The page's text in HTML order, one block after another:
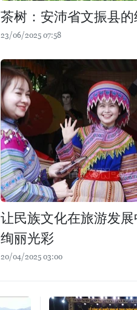
茶树：安沛省文振县
23/06/2025 07:58
让民族文化在旅游发
绚丽光彩
20/04/2025 03:00